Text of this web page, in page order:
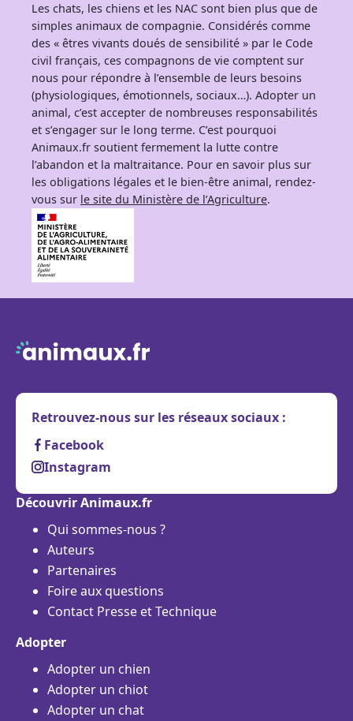
Les chats, les chiens et les NAC sont bien plus que de
simples animaux de compagnie. Considérés comme
des « êtres vivants doués de sensibilité » par le Code
civil français, ces compagnons de vie comptent sur
nous pour répondre à l’ensemble de leurs besoins
(physiologiques, émotionnels, sociaux…). Adopter un
animal, c’est accepter de nombreuses responsabilités
et s’engager sur le long terme. C’est pourquoi
Animaux.fr soutient fermement la lutte contre
l’abandon et la maltraitance. Pour en savoir plus sur
les obligations légales et le bien-être animal, rendez-
vous sur le site du Ministère de l’Agriculture.
Retrouvez-nous sur les réseaux sociaux :
Facebook
Instagram
Découvrir Animaux.fr
Qui sommes-nous ?
Auteurs
Partenaires
Foire aux questions
Contact Presse et Technique
Adopter
Adopter un chien
Adopter un chiot
Adopter un chat